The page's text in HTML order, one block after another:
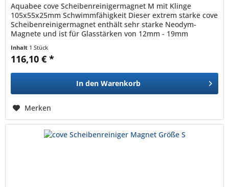
Aquabee cove Scheibenreinigermagnet M mit Klinge
105x55x25mm Schwimmfähigkeit Dieser extrem starke cove
Scheibenreinigermagnet enthält sehr starke Neodym-
Magnete und ist für Glasstärken von 12mm - 19mm
Inhalt 1 Stück
116,10 € *
In den Warenkorb
Merken